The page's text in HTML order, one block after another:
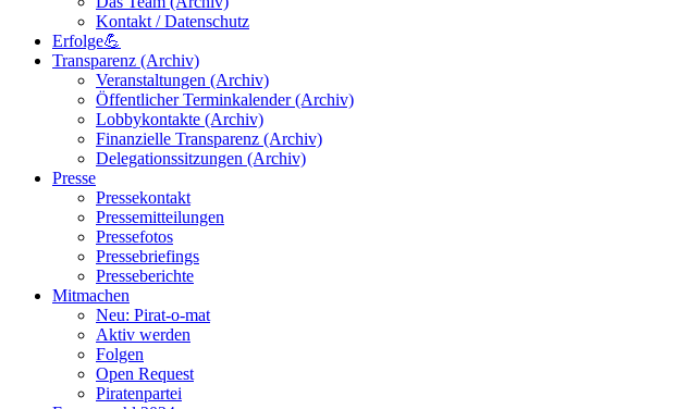
Kontakt / Datenschutz
Erfolge💪
Transparenz (Archiv)
Veranstaltungen (Archiv)
Öffentlicher Terminkalender (Archiv)
Lobbykontakte (Archiv)
Finanzielle Transparenz (Archiv)
Delegationssitzungen (Archiv)
Presse
Pressekontakt
Pressemitteilungen
Pressefotos
Pressebriefings
Presseberichte
Mitmachen
Neu: Pirat-o-mat
Aktiv werden
Folgen
Open Request
Piratenpartei